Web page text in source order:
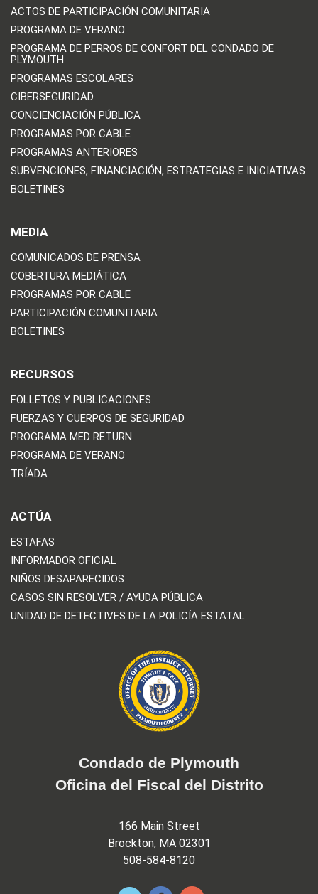
ACTOS DE PARTICIPACIÓN COMUNITARIA
PROGRAMA DE VERANO
PROGRAMA DE PERROS DE CONFORT DEL CONDADO DE
PLYMOUTH
PROGRAMAS ESCOLARES
CIBERSEGURIDAD
CONCIENCIACIÓN PÚBLICA
PROGRAMAS POR CABLE
PROGRAMAS ANTERIORES
SUBVENCIONES, FINANCIACIÓN, ESTRATEGIAS E INICIATIVAS
BOLETINES
MEDIA
COMUNICADOS DE PRENSA
COBERTURA MEDIÁTICA
PROGRAMAS POR CABLE
PARTICIPACIÓN COMUNITARIA
BOLETINES
RECURSOS
FOLLETOS Y PUBLICACIONES
FUERZAS Y CUERPOS DE SEGURIDAD
PROGRAMA MED RETURN
PROGRAMA DE VERANO
TRÍADA
ACTÚA
ESTAFAS
INFORMADOR OFICIAL
NIÑOS DESAPARECIDOS
CASOS SIN RESOLVER / AYUDA PÚBLICA
UNIDAD DE DETECTIVES DE LA POLICÍA ESTATAL
Condado de Plymouth
Oficina del Fiscal del Distrito
166 Main Street
Brockton, MA 02301
508-584-8120